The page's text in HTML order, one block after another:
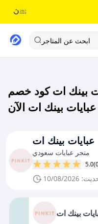
ابحث عن المتاجر
بينك ات كود خصم
عبايات بينك ات
متجر عبايات سعودي
5.0
10/08/2026
بينك ات